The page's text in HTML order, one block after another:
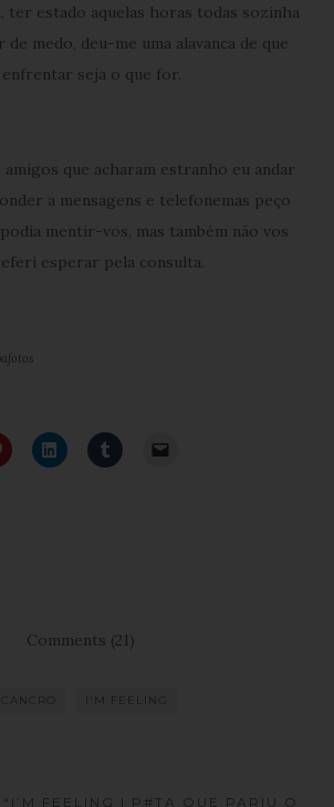
ter estado aquelas horas todas sozinha
medo, deu-me uma alavanca de que
seja o que for.
que acharam estranho eu andar
a mensagens e telefonemas peço
mentir-vos, mas também não vos
esperar pela consulta.
Comments (21)
CANCRO I'M FEELING
“I’M FEELING | P#TA QUE PARIU O